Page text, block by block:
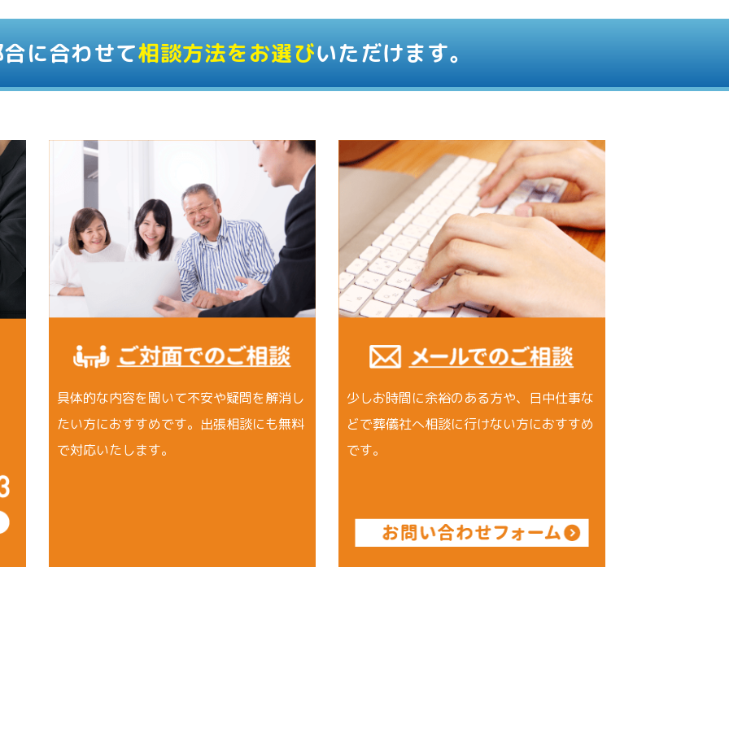
に合わせて相談方法をお選びいただけます。
具体的な内容を聞いて不安や疑問を解消し
たい方におすすめです。出張相談にも無料
で対応いたします。
少しお時間に余裕のある方や、日中仕事な
どで葬儀社へ相談に行けない方におすすめ
です。